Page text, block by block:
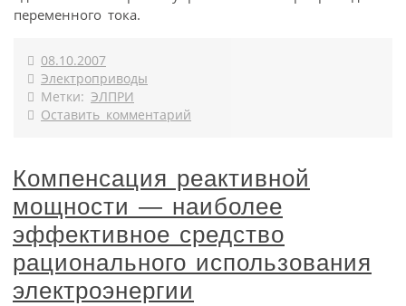
переменного тока.
08.10.2007
Электроприводы
Метки: ЭЛПРИ
Оставить комментарий
Компенсация реактивной
мощности — наиболее
эффективное средство
рационального использования
электроэнергии